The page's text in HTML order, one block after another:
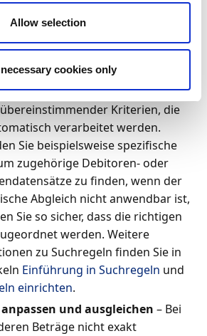
Allow selection
cookies only
verwenden– Sie können eine
Dies beinhaltet die
zugehöriger Parteien oder
Kriterien, die
verarbeitet werden.
Sie beispielsweise spezifische
zugehörige Debitoren- oder
zu finden, wenn der
Abgleich nicht anwendbar ist,
Sie so sicher, dass die richtigen
werden. Weitere
zu Suchregeln finden Sie in
Einführung in Suchregeln und
einrichten.
und ausgleichen – Bei
Beträge nicht exakt